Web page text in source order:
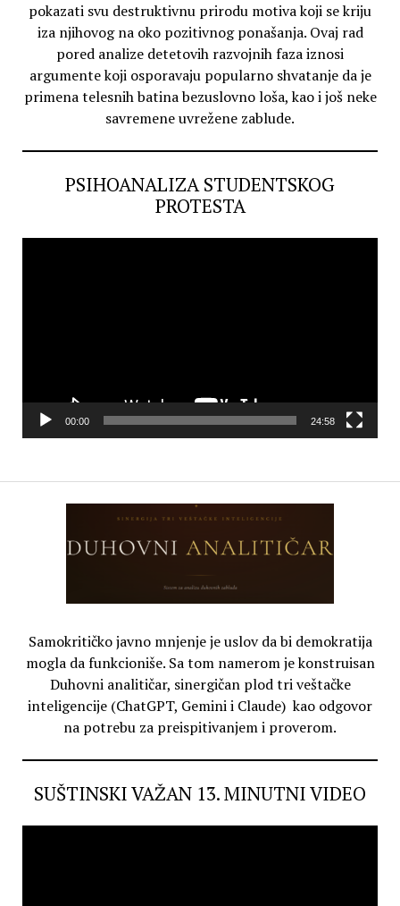
pokazati svu destruktivnu prirodu motiva koji se kriju
iza njihovog na oko pozitivnog ponašanja. Ovaj rad
pored analize detetovih razvojnih faza iznosi
argumente koji osporavaju popularno shvatanje da je
primena telesnih batina bezuslovno loša, kao i još neke
savremene uvrežene zablude.
PSIHOANALIZA STUDENTSKOG
PROTESTA
00:00 24:58
Samokritičko javno mnjenje je uslov da bi demokratija
mogla da funkcioniše. Sa tom namerom je konstruisan
Duhovni analitičar, sinergičan plod tri veštačke
inteligencije (ChatGPT, Gemini i Claude) kao odgovor
na potrebu za preispitivanjem i proverom.
SUŠTINSKI VAŽAN 13. MINUTNI VIDEO